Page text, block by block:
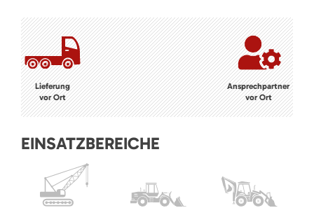
Lieferung
vor Ort
Ansprechpartner
vor Ort
EINSATZBEREICHE